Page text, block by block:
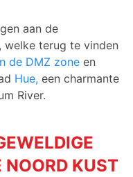
aan de
, welke terug te vinden
de DMZ zone en
Hue, een charmante
River.
NOORD KUST